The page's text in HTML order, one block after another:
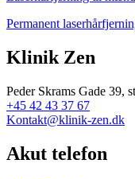
Permanent
Klinik Zen
Peder Skrams Gade 39,
+45 42 43 37 67
Kontakt@klinik-zen.dk
Akut telefon